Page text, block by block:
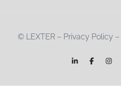
© LEXTER – Privacy Policy –